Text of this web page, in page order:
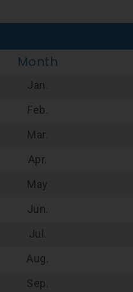
Month
Jan.
Feb.
Mar.
Apr.
May
Jun.
Jul.
Aug.
Sep.